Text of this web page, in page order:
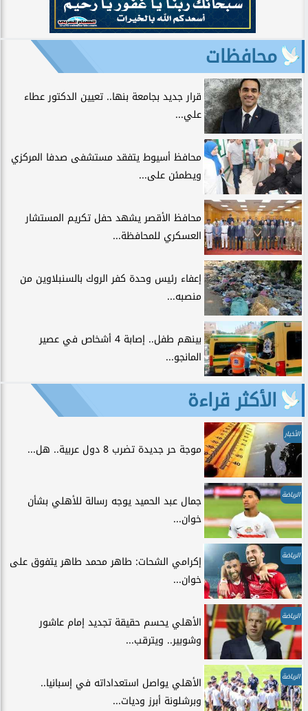
محافظات
قرار جديد بجامعة بنها.. تعيين الدكتور عطاء
علي...
محافظ أسيوط يتفقد مستشفى صدفا المركزي
ويطمئن على...
محافظ الأقصر يشهد حفل تكريم المستشار
العسكري للمحافظة...
إعفاء رئيس وحدة كفر الروك بالسنبلاوين من
منصبه...
بينهم طفل.. إصابة 4 أشخاص في عصير
المانجو...
الأكثر قراءة
الأخبار
موجة حر جديدة تضرب 8 دول عربية.. هل...
الرياضة
جمال عبد الحميد يوجه رسالة للأهلي بشأن
خوان...
الرياضة
إكرامي الشحات: طاهر محمد طاهر يتفوق على
خوان...
الرياضة
الأهلي يحسم حقيقة تجديد إمام عاشور
وشوبير.. ويترقب...
الرياضة
الأهلي يواصل استعداداته في إسبانيا..
وبرشلونة أبرز وديات...